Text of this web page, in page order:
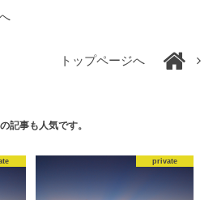
トップページへ
記事も人気です。
private